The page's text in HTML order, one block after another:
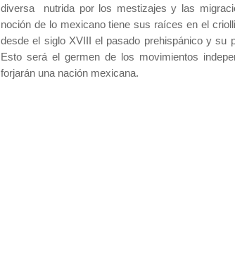
diversa nutrida por los mestizajes y las
noción de lo mexicano tiene sus raíces en el
desde el siglo XVIII el pasado prehispánico y su
Esto será el germen de los movimientos
forjarán una nación mexicana.